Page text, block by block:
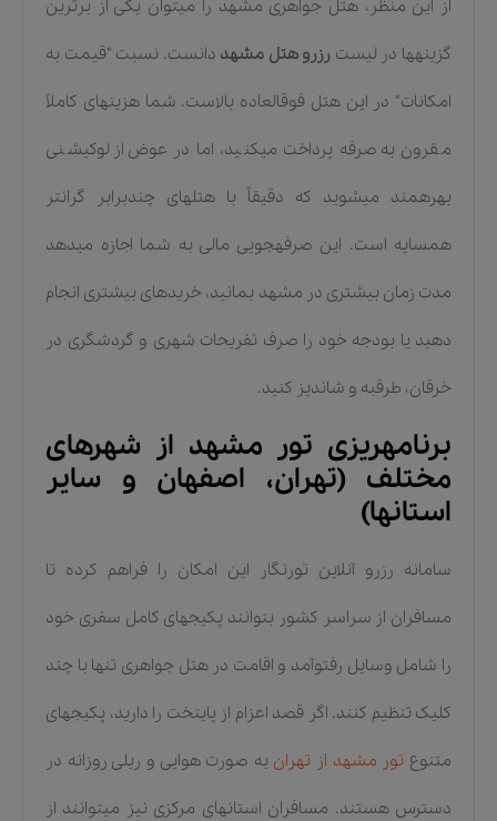
از این منظر، هتل جواهری مشهد را میتوان یکی از برترین
گزینهها در لیست رزرو هتل مشهد دانست. نسبت "قیمت به
امکانات" در این هتل فوقالعاده بالاست. شما هزینهای کاملاً
مقرون به صرفه پرداخت میکنید، اما در عوض از لوکیشنی
بهرهمند میشوید که دقیقاً با هتلهای چندبرابر گرانتر
همسایه است. این صرفهجویی مالی به شما اجازه میدهد
مدت زمان بیشتری در مشهد بمانید، خریدهای بیشتری انجام
دهید یا بودجه خود را صرف تفریحات شهری و گردشگری در
خرقان، طرقبه و شاندیز کنید.
برنامهریزی تور مشهد از شهرهای
مختلف (تهران، اصفهان و سایر
استانها)
سامانه رزرو آنلاین تورنگار این امکان را فراهم کرده تا
مسافران از سراسر کشور بتوانند پکیجهای کامل سفری خود
را شامل وسایل رفتوآمد و اقامت در هتل جواهری تنها با چند
کلیک تنظیم کنند. اگر قصد اعزام از پایتخت را دارید، پکیجهای
متنوع تور مشهد از تهران به صورت هوایی و ریلی روزانه در
دسترس هستند. مسافران استانهای مرکزی نیز میتوانند از